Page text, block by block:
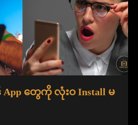
တွေကို လုံးဝ Install မ